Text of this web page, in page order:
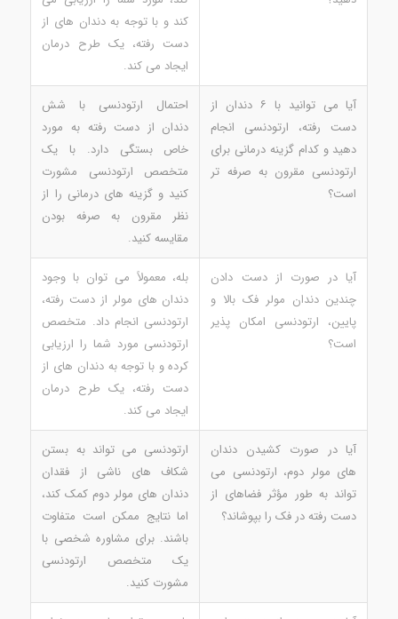
کند و با توجه به دندان های از
دست رفته، یک طرح درمان
ایجاد می کند.
آیا می توانید با ۶ دندان از
دست رفته، ارتودنسی انجام
دهید و کدام گزینه درمانی برای
ارتودنسی مقرون به صرفه تر
است؟
احتمال ارتودنسی با شش
دندان از دست رفته به مورد
خاص بستگی دارد. با یک
متخصص ارتودنسی مشورت
کنید و گزینه های درمانی را از
نظر مقرون به صرفه بودن
مقایسه کنید.
آیا در صورت از دست دادن
چندین دندان مولر فک بالا و
پایین، ارتودنسی امکان پذیر
است؟
بله، معمولاً می توان با وجود
دندان های مولر از دست رفته،
ارتودنسی انجام داد. متخصص
ارتودنسی مورد شما را ارزیابی
کرده و با توجه به دندان های از
دست رفته، یک طرح درمان
ایجاد می کند.
آیا در صورت کشیدن دندان
های مولر دوم، ارتودنسی می
تواند به طور مؤثر فضاهای از
دست رفته در فک را بپوشاند؟
ارتودنسی می تواند به بستن
شکاف های ناشی از فقدان
دندان های مولر دوم کمک کند،
اما نتایج ممکن است متفاوت
باشند. برای مشاوره شخصی با
یک متخصص ارتودنسی
مشورت کنید.